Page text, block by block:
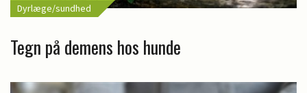
Dyrlæge/sundhed
Tegn på demens hos hunde